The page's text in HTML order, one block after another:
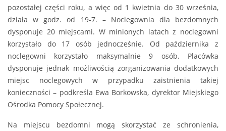
pozostałej części roku, a więc od 1 kwietnia do 30 września,
działa w godz. od 19-7. – Noclegownia dla bezdomnych
dysponuje 20 miejscami. W minionych latach z noclegowni
korzystało do 17 osób jednocześnie. Od października z
noclegowni korzystało maksymalnie 9 osób. Placówka
dysponuje jednak możliwością zorganizowania dodatkowych
miejsc noclegowych w przypadku zaistnienia takiej
konieczności – podkreśla Ewa Borkowska, dyrektor Miejskiego
Ośrodka Pomocy Społecznej.
Na miejscu bezdomni mogą skorzystać ze schronienia,